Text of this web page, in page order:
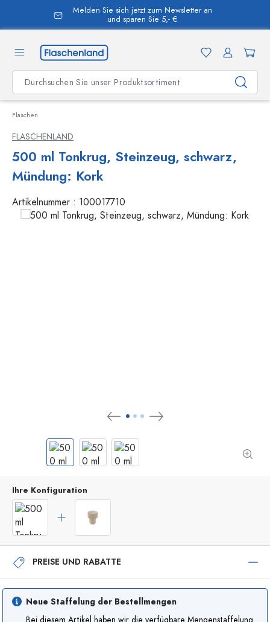
springen
Melden Sie sich jetzt zum Newsletter an
und sparen Sie 5,- €
Flaschen
FLASCHENLAND
500 ml Tonkrug, Steinzeug, schwarz,
Mündung: Kork
Artikelnummer : 100017710
Ihre Konfiguration
PREISE UND RABATTE
Neue Staffelung der Bestellmengen